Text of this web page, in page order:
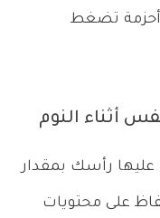
أحزمة تضغط
أثناء النوم
رأسك بمقدار
على محتويات